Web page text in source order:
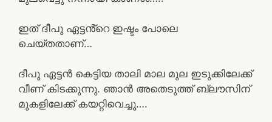
ഇത് ദീപു ഏട്ടൻ്റെ ഇഷ്ടം പോലെ
ചെയ്തതാണ്…
ദീപു ഏട്ടൻ കെട്ടിയ താലി മാല മുല ഇടുക്കിലേക്ക്
വീണ് കിടക്കുന്നു. ഞാൻ അതെടുത്ത് ബ്ലൗസിന്
മുകളിലേക്ക് കയറ്റിവെച്ചു….